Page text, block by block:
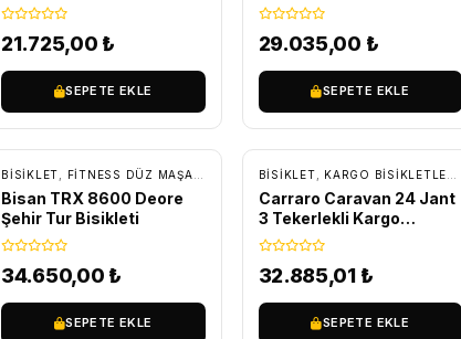
21.725,00 ₺
SEPETE EKLE
29.035,00 ₺
SEPETE EKLE
BİSİKLET FITNESS DÜZ MAŞA BISIKLETLER ,ŞEHIR-TUR BISIKLETLERI
Bisan TRX 8600 Deore
Şehir Tur Bisikleti
34.650,00 ₺
SEPETE EKLE
BİSİKLET KARGO BISIKLETLER
Carraro Caravan 24 Jant
3 Tekerlekli Kargo
Bisiklet Siyah
32.885,01 ₺
SEPETE EKLE